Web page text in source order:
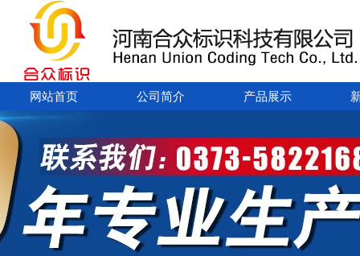
网站首页 公司简介 产品展示